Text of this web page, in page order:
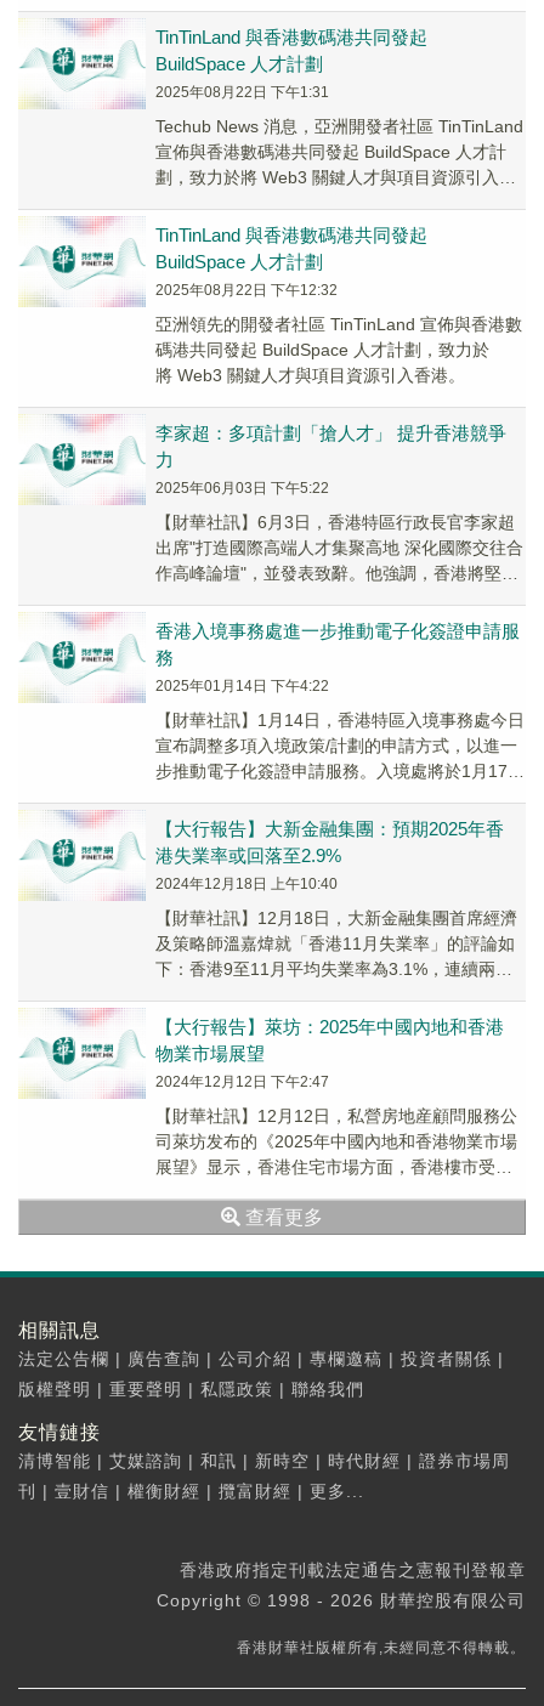
名中三個...
TinTinLand 與香港數碼港共同發起
BuildSpace 人才計劃
2025年08月22日 下午1:31
Techub News 消息，亞洲開發者社區 TinTinLand
宣佈與香港數碼港共同發起 BuildSpace 人才計
劃，致力於將 Web3 關鍵人才與項目資源引入香
TinTinLand 與香港數碼港共同發起
BuildSpace 人才計劃
2025年08月22日 下午12:32
亞洲領先的開發者社區 TinTinLand 宣佈與香港數
碼港共同發起 BuildSpace 人才計劃，致力於
將 Web3 關鍵人才與項目資源引入香港。
李家超：多項計劃「搶人才」 提升香港競爭
力
2025年06月03日 下午5:22
【財華社訊】6月3日，香港特區行政長官李家超
出席"打造國際高端人才集聚高地 深化國際交往合
作高峰論壇"，並發表致辭。他強調，香港將堅持
香港入境事務處進一步推動電子化簽證申請服
務
2025年01月14日 下午4:22
【財華社訊】1月14日，香港特區入境事務處今日
宣布調整多項入境政策/計劃的申請方式，以進一
步推動電子化簽證申請服務。入境處將於1月17日
【大行報告】大新金融集團：預期2025年香
港失業率或回落至2.9%
2024年12月18日 上午10:40
【財華社訊】12月18日，大新金融集團首席經濟
及策略師溫嘉煒就「香港11月失業率」的評論如
下：香港9至11月平均失業率為3.1%，連續兩個
【大行報告】萊坊：2025年中國內地和香港
物業市場展望
2024年12月12日 下午2:47
【財華社訊】12月12日，私營房地産顧問服務公
司萊坊发布的《2025年中國內地和香港物業市場
展望》显示，香港住宅市場方面，香港樓市受外
查看更多
相關訊息
法定公告欄 | 廣告查詢 | 公司介紹 | 專欄邀稿 | 投資者關係 |
版權聲明 | 重要聲明 | 私隱政策 | 聯絡我們
友情鏈接
清博智能 | 艾媒諮詢 | 和訊 | 新時空 | 時代財經 | 證券市場周
刊
| 壹財信 | 權衡財經 | 攬富財經 | 更多...
香港政府指定刊載法定通告之憲報刊登報章
Copyright © 1998 - 2026 財華控股有限公司
香港財華社版權所有,未經同意不得轉載。